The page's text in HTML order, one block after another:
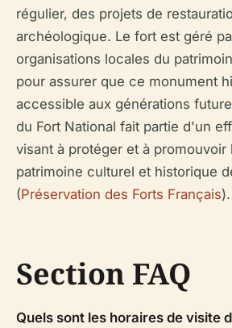
régulier, des projets de
archéologique. Le fort est géré
organisations locales du
pour assurer que ce monument
accessible aux générations
du Fort National fait partie d'un
visant à protéger et à promouvoir
patrimoine culturel et historique
(Préservation des Forts Français).
Section FAQ
Quels sont les horaires de visite